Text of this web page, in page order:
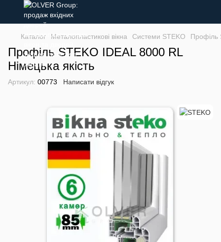
Каталог Металопластикові вікна Системи STEKO Профіль
Профіль STEKO IDEAL 8000 RL
Німецька якість
Артикул: 00773 Написати відгук